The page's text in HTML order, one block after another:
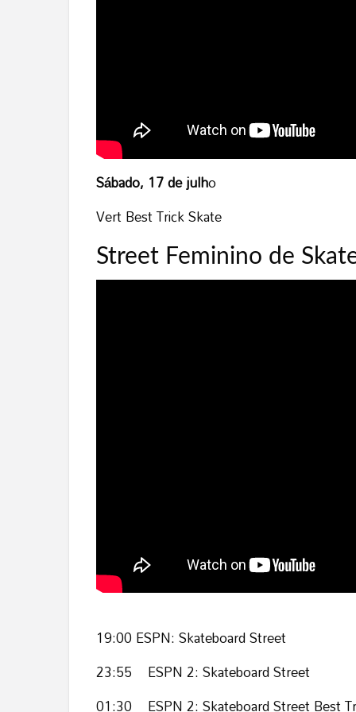
Sábado, 17 de julho
Vert Best Trick Skate
Street Feminino de
19:00 ESPN: Skateboard Street
23:55 ESPN 2: Skateboard Street
01:30 ESPN 2: Skateboard Street Best